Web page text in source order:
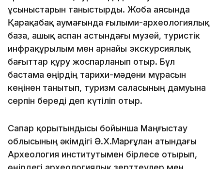
ұсыныстарын таныстырды. Жоба аясында
Қарақабақ аумағында ғылыми-археологиялық
база, ашық аспан астындағы музей, туристік
инфрақұрылым мен арнайы экскурсиялық
бағыттар құру жоспарланып отыр. Бұл
бастама өңірдің тарихи-мәдени мұрасын
кеңінен танытып, туризм саласының дамуына
серпін береді деп күтіліп отыр.
Сапар қорытындысы бойынша Маңғыстау
облысының әкімдігі Ә.Х.Марғұлан атындағы
Археология институтымен бірлесе отырып,